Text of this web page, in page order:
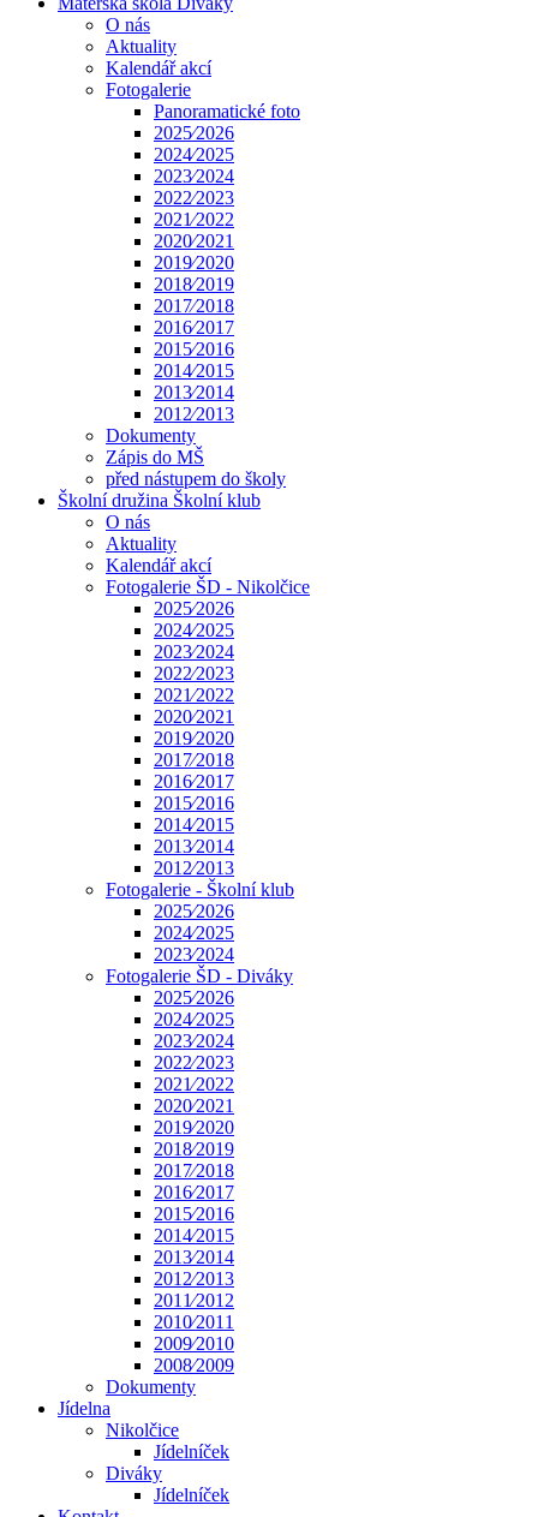
O nás
Aktuality
Kalendář akcí
Fotogalerie
Panoramatické foto
2025⁄2026
2024⁄2025
2023⁄2024
2022⁄2023
2021⁄2022
2020⁄2021
2019⁄2020
2018⁄2019
2017⁄2018
2016⁄2017
2015⁄2016
2014⁄2015
2013⁄2014
2012⁄2013
Dokumenty
Zápis do MŠ
před nástupem do školy
Školní družina Školní klub
O nás
Aktuality
Kalendář akcí
Fotogalerie ŠD - Nikolčice
2025⁄2026
2024⁄2025
2023⁄2024
2022⁄2023
2021⁄2022
2020⁄2021
2019⁄2020
2017⁄2018
2016⁄2017
2015⁄2016
2014⁄2015
2013⁄2014
2012⁄2013
Fotogalerie - Školní klub
2025⁄2026
2024⁄2025
2023⁄2024
Fotogalerie ŠD - Diváky
2025⁄2026
2024⁄2025
2023⁄2024
2022⁄2023
2021⁄2022
2020⁄2021
2019⁄2020
2018⁄2019
2017⁄2018
2016⁄2017
2015⁄2016
2014⁄2015
2013⁄2014
2012⁄2013
2011⁄2012
2010⁄2011
2009⁄2010
2008⁄2009
Dokumenty
Jídelna
Nikolčice
Jídelníček
Diváky
Jídelníček